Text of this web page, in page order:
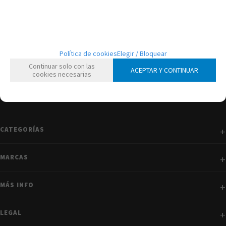
CATEGORÍAS
MARCAS
MÁS INFO
LEGAL
Política de cookiesElegir / Bloquear
Continuar solo con las
cookies necesarias
ACEPTAR Y CONTINUAR